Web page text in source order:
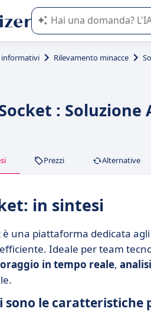
L'IA di Appvizer vi guida
informativi Rilevamento minacce
:
Prezzi Alternative
in sintesi
è una piattaforma dedicata
Ideale per team
in tempo reale,
sono le caratteristiche